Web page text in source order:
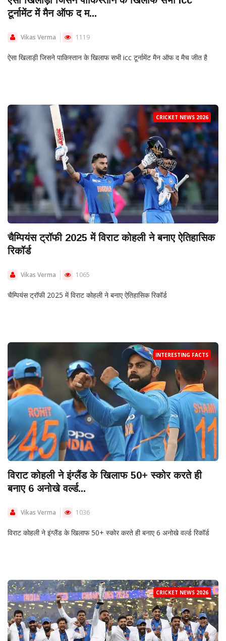
टूर्नामेंट में मैन ऑफ द म...
Vikas Verma 1119
ऐसा खिलाड़ी जिसने पाकिस्तान के खिलाफ सभी icc टूर्नामेंट मैन ऑफ द मैच जीत है
CRICKET NEWS 2026
चैम्पियंस ट्रॉफी 2025 में विराट कोहली ने बनाए ऐतिहासिक
रिकॉर्ड
Vikas Verma 1065
चैम्पियंस ट्रॉफी 2025 में विराट कोहली ने बनाए ऐतिहासिक रिकॉर्ड
INTERESTING FACTS
विराट कोहली ने इंग्लैंड के खिलाफ 50+ स्कोर करते ही
बनाए 6 अनोखे वर्ल्ड...
Vikas Verma 1036
विराट कोहली ने इंग्लैंड के खिलाफ 50+ स्कोर करते ही बनाए 6 अनोखे वर्ल्ड रिकॉर्ड
CRICKET NEWS 2026